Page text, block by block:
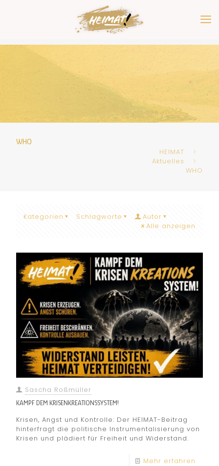
WHO
HEIMAT
Aktuelles
WHO
Kategorien Schlagworte
Autor
Alle anzeigen
Sascha Roßmüller
KAMPF DEM KRISENKREATIONSSYSTEM!
Krisen, Angst und Kontrolle: Der HEIMAT-Beitrag
hinterfragt die politische Instrumentalisierung von
Krisen und plädiert für Freiheit und Widerstand.
Mehr erfahren